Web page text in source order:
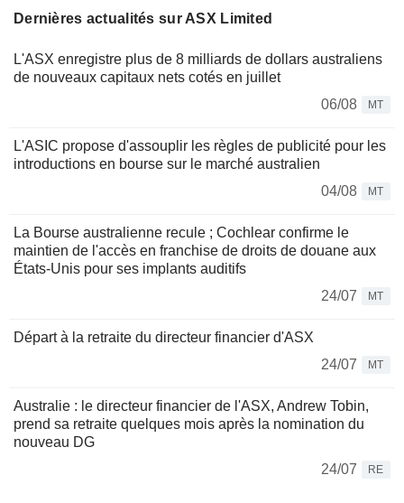
Dernières actualités sur ASX Limited
L'ASX enregistre plus de 8 milliards de dollars australiens
de nouveaux capitaux nets cotés en juillet
06/08
MT
L'ASIC propose d'assouplir les règles de publicité pour les
introductions en bourse sur le marché australien
04/08
MT
La Bourse australienne recule ; Cochlear confirme le
maintien de l'accès en franchise de droits de douane aux
États-Unis pour ses implants auditifs
24/07
MT
Départ à la retraite du directeur financier d'ASX
24/07
MT
Australie : le directeur financier de l'ASX, Andrew Tobin,
prend sa retraite quelques mois après la nomination du
nouveau DG
24/07
RE